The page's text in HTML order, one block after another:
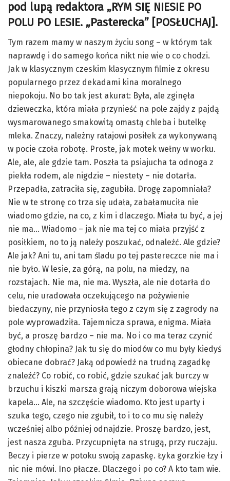
pod lupą redaktora „RYM SIĘ NIESIE PO
POLU PO LESIE. „Pasterecka” [POSŁUCHAJ].
Tym razem mamy w naszym życiu song – w którym tak
naprawdę i do samego końca nikt nie wie o co chodzi.
Jak w klasycznym czeskim klasycznym filmie z okresu
popularnego przez dekadami kina moralnego
niepokoju. No bo tak jest akurat: Była, ale zginęła
dzieweczka, która miała przynieść na pole zajdy z pajdą
wysmarowanego smakowitą omastą chleba i butelkę
mleka. Znaczy, należny ratajowi posiłek za wykonywaną
w pocie czoła robotę. Proste, jak motek wełny w worku.
Ale, ale, ale gdzie tam. Poszła ta psiajucha ta odnoga z
piekła rodem, ale nigdzie – niestety – nie dotarła.
Przepadła, zatraciła się, zagubiła. Drogę zapomniała?
Nie w te stronę co trza się udała, zabałamuciła nie
wiadomo gdzie, na co, z kim i dlaczego. Miała tu być, a jej
nie ma… Wiadomo – jak nie ma tej co miała przyjść z
posiłkiem, no to ją należy poszukać, odnaleźć. Ale gdzie?
Ale jak? Ani tu, ani tam śladu po tej pastereczce nie ma i
nie było. W lesie, za górą, na polu, na miedzy, na
rozstajach. Nie ma, nie ma. Wyszła, ale nie dotarła do
celu, nie uradowała oczekującego na pożywienie
biedaczyny, nie przyniosła tego z czym się z zagrody na
pole wyprowadziła. Tajemnicza sprawa, enigma. Miała
być, a proszę bardzo – nie ma. No i co ma teraz czynić
głodny chłopina? Jak tu się do miodów co mu były kiedyś
obiecane dobrać? Jaką odpowiedź na trudną zagadkę
znaleźć? Co robić, co robić, gdzie szukać jak burczy w
brzuchu i kiszki marsza grają niczym doborowa wiejska
kapela… Ale, na szczęście wiadomo. Kto jest uparty i
szuka tego, czego nie zgubił, to i to co mu się należy
wcześniej albo później odnajdzie. Proszę bardzo, jest,
jest nasza zguba. Przycupnięta na strugą, przy ruczaju.
Beczy i pierze w potoku swoją zapaskę. Łyka gorzkie łzy i
nic nie mówi. Ino płacze. Dlaczego i po co? A kto tam wie.